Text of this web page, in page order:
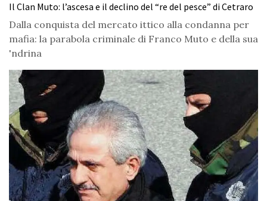
Il Clan Muto: l’ascesa e il declino del “re del pesce” di Cetraro
Dalla conquista del mercato ittico alla condanna per
mafia: la parabola criminale di Franco Muto e della sua
'ndrina